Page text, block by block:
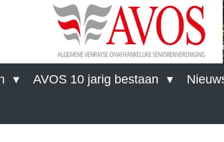
AVOS 10 jarig bestaan